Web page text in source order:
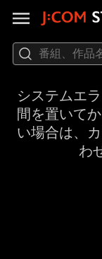
システムエ
間を置いて
い場合は、
わ